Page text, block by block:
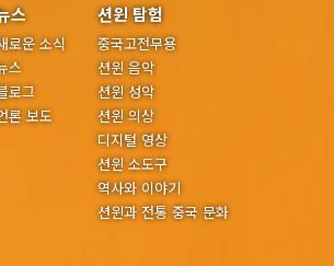
스
로운 소식
스
로그
론 보도
션윈 탐험
중국고전무용
션윈 음악
션윈 성악
션윈 의상
디지털 영상
션윈 소도구
역사와 이야기
션윈과 전통 중국 문화